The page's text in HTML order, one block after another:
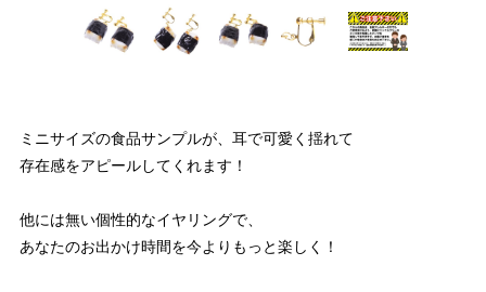
ミニサイズの食品サンプルが、耳で可愛く揺れて
存在感をアピールしてくれます！
他には無い個性的なイヤリングで、
あなたのお出かけ時間を今よりもっと楽しく！